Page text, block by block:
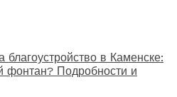
благоустройство в Каменске:
фонтан? Подробности и